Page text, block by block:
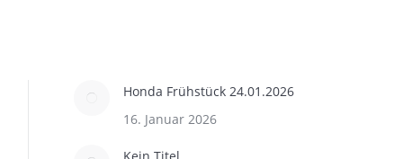
Honda Frühstück 24.01.2026
16. Januar 2026